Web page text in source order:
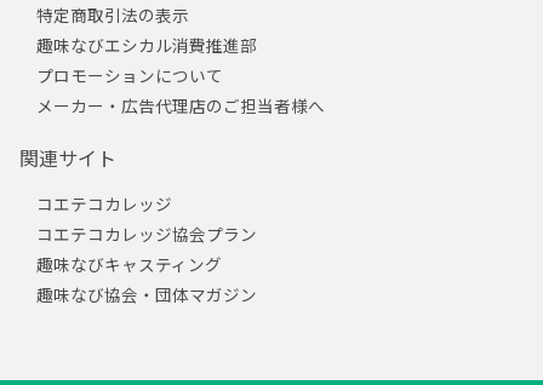
特定商取引法の表示
趣味なびエシカル消費推進部
プロモーションについて
メーカー・広告代理店のご担当者様へ
関連サイト
コエテコカレッジ
コエテコカレッジ協会プラン
趣味なびキャスティング
趣味なび協会・団体マガジン